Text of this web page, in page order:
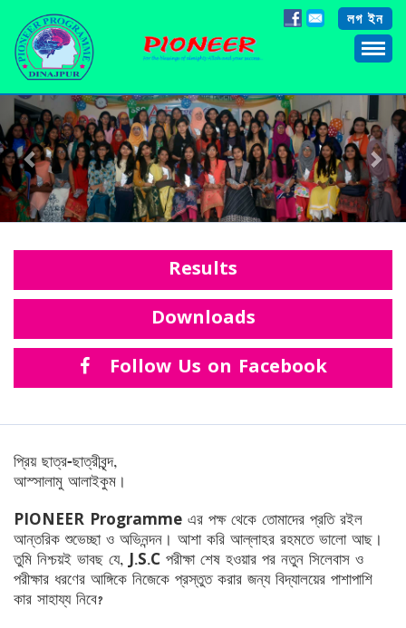
লগ ইন
Previous
Results
Downloads
Follow Us on Facebook
প্রিয় ছাত্র-ছাত্রীবৃন্দ,
আস্সালামু আলাইকুম।
PIONEER Programme এর পক্ষ থেকে তোমাদের প্রতি রইল
আন্তরিক শুভেচ্ছা ও অভিনন্দন। আশা করি আল্লাহর রহমতে ভালো আছ।
তুমি নিশ্চয়ই ভাবছ যে, J.S.C পরীক্ষা শেষ হওয়ার পর নতুন সিলেবাস ও
পরীক্ষার ধরণের আঙ্গিকে নিজেকে প্রস্তুত করার জন্য বিদ্যালয়ের পাশাপাশি
কার সাহায্য নিবে?